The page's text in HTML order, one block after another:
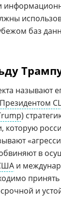
баз
называют
Президентом
)
которую
в
и
и